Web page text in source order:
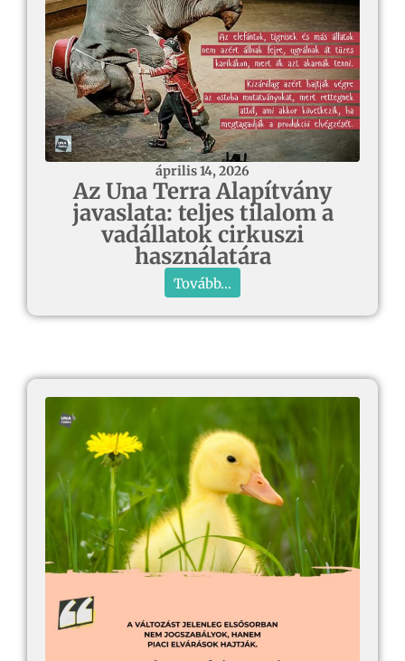
április 14, 2026
Az Una Terra Alapítvány
javaslata: teljes tilalom a
vadállatok cirkuszi
használatára
Tovább...